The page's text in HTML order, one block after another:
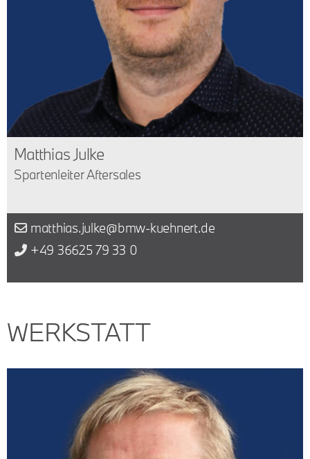
Matthias Julke
Spartenleiter Aftersales
matthias.julke@bmw-kuehnert.de
+49 36625 79 33 0
WERKSTATT